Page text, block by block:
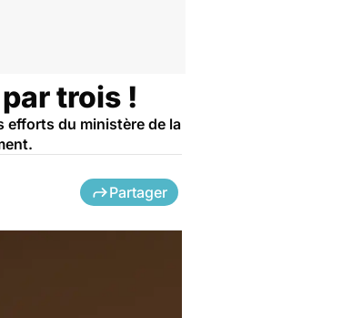
trois !
efforts du ministère de la
Partager